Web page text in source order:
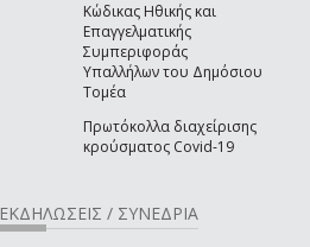
Κώδικας Ηθικής και
Επαγγελματικής
Συμπεριφοράς
Υπαλλήλων του Δημόσιου
Τομέα
Πρωτόκολλα διαχείρισης
κρούσματος Covid-19
ΕΚΔΗΛΩΣΕΙΣ / ΣΥΝΕΔΡΙΑ